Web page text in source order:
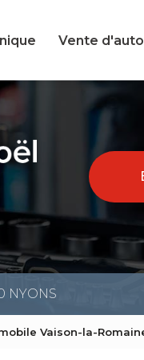
Vente
NYONS
Vaison-la-